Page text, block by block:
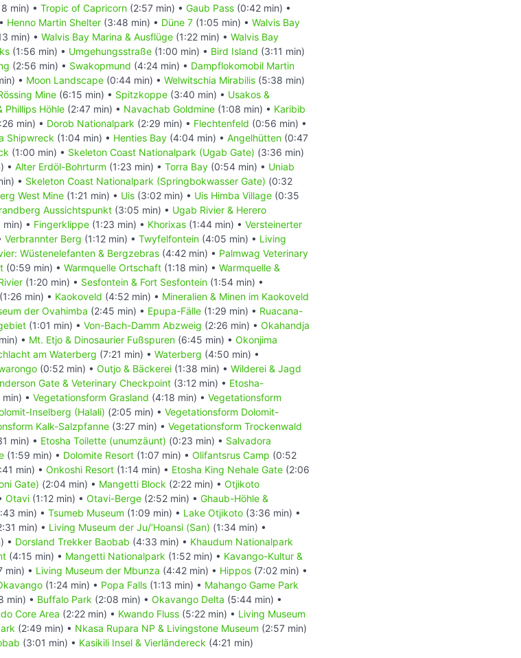
min) • Tropic of Capricorn (2:57 min) • Gaub Pass (0:42 min) •
Henno Martin Shelter (3:48 min) • Düne 7 (1:05 min) • Walvis Bay
min) • Walvis Bay Marina & Ausflüge (1:22 min) • Walvis Bay
(1:56 min) • Umgehungsstraße (1:00 min) • Bird Island (3:11 min)
(2:56 min) • Swakopmund (4:24 min) • Dampflokomobil Martin
• Moon Landscape (0:44 min) • Welwitschia Mirabilis (5:38 min)
Mine (6:15 min) • Spitzkoppe (3:40 min) • Usakos &
Phillips Höhle (2:47 min) • Navachab Goldmine (1:08 min) • Karibib
min) • Dorob Nationalpark (2:29 min) • Flechtenfeld (0:56 min) •
Shipwreck (1:04 min) • Henties Bay (4:04 min) • Angelhütten (0:47
(1:00 min) • Skeleton Coast Nationalpark (Ugab Gate) (3:36 min)
• Alter Erdöl-Bohrturm (1:23 min) • Torra Bay (0:54 min) • Uniab
• Skeleton Coast Nationalpark (Springbokwasser Gate) (0:32
West Mine (1:21 min) • Uis (3:02 min) • Uis Himba Village (0:35
Aussichtspunkt (3:05 min) • Ugab Rivier & Herero
• Fingerklippe (1:23 min) • Khorixas (1:44 min) • Versteinerter
Verbrannter Berg (1:12 min) • Twyfelfontein (4:05 min) • Living
Wüstenelefanten & Bergzebras (4:42 min) • Palmwag Veterinary
(0:59 min) • Warmquelle Ortschaft (1:18 min) • Warmquelle &
(1:20 min) • Sesfontein & Fort Sesfontein (1:54 min) •
(1:26 min) • Kaokoveld (4:52 min) • Mineralien & Minen im Kaokoveld
der Ovahimba (2:45 min) • Epupa-Fälle (1:29 min) • Ruacana-
(1:01 min) • Von-Bach-Damm Abzweig (2:26 min) • Okahandja
• Mt. Etjo & Dinosaurier Fußspuren (6:45 min) • Okonjima
am Waterberg (7:21 min) • Waterberg (4:50 min) •
(0:52 min) • Outjo & Bäckerei (1:38 min) • Wilderei & Jagd
Gate & Veterinary Checkpoint (3:12 min) • Etosha-
• Vegetationsform Grasland (4:18 min) • Vegetationsform
Inselberg (Halali) (2:05 min) • Vegetationsform Dolomit-
Kalk-Salzpfanne (3:27 min) • Vegetationsform Trockenwald
min) • Etosha Toilette (unumzäunt) (0:23 min) • Salvadora
(1:59 min) • Dolomite Resort (1:07 min) • Olifantsrus Camp (0:52
min) • Onkoshi Resort (1:14 min) • Etosha King Nehale Gate (2:06
Gate) (2:04 min) • Mangetti Block (2:22 min) • Otjikoto
Otavi (1:12 min) • Otavi-Berge (2:52 min) • Ghaub-Höhle &
min) • Tsumeb Museum (1:09 min) • Lake Otjikoto (3:36 min) •
min) • Living Museum der Ju/‘Hoansi (San) (1:34 min) •
• Dorsland Trekker Baobab (4:33 min) • Khaudum Nationalpark
(4:15 min) • Mangetti Nationalpark (1:52 min) • Kavango-Kultur &
min) • Living Museum der Mbunza (4:42 min) • Hippos (7:02 min) •
(1:24 min) • Popa Falls (1:13 min) • Mahango Game Park
min) • Buffalo Park (2:08 min) • Okavango Delta (5:44 min) •
Core Area (2:22 min) • Kwando Fluss (5:22 min) • Living Museum
(2:49 min) • Nkasa Rupara NP & Livingstone Museum (2:57 min)
(3:01 min) • Kasikili Insel & Vierländereck (4:21 min)